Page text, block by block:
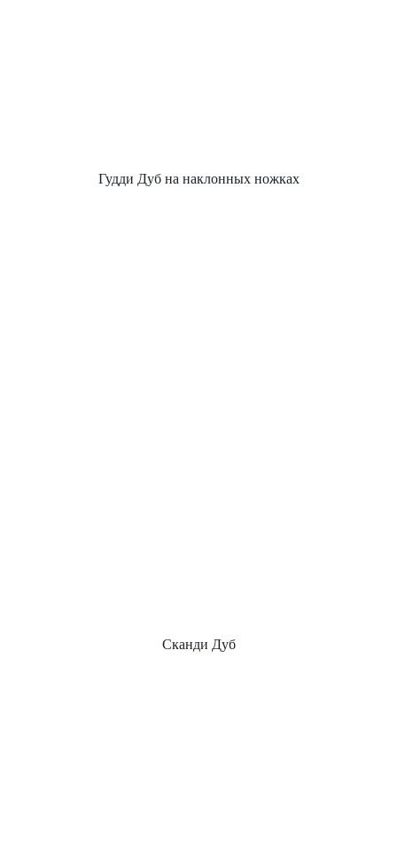
Гудди Дуб на наклонных ножках
Сканди Дуб